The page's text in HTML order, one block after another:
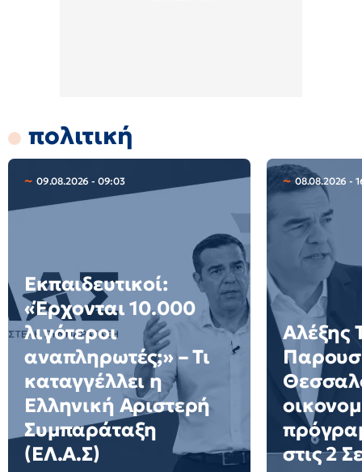
πολιτική
09.08.2026 - 09:03
Εκπαιδευτικοί:
«Έρχονται 10.000
λιγότεροι
αναπληρωτές;» – Τι
καταγγέλλει η
Ελληνική Αριστερή
Συμπαράταξη
(ΕΛ.Α.Σ)
08.08.2026 -
Αλέξης
στις 2